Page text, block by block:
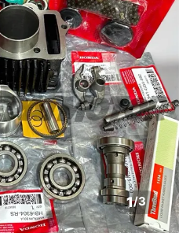
1/3